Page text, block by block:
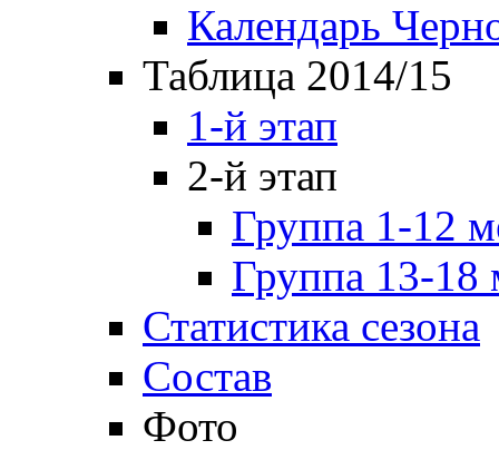
Календарь
Таблица 2014/15
1-й этап
2-й этап
Группа 1-12
Группа 13-18
Статистика сезона
Состав
Фото